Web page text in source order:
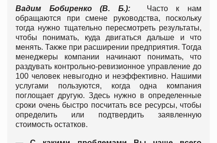
Вадим Бобиренко (В. Б.):
Часто к нам
обращаются при смене руководства, поскольку
тогда нужно тщательно пересмотреть результаты,
чтобы понимать, куда двигаться дальше и что
менять. Также при расширении предприятия. Тогда
менеджеры компании начинают понимать, что
раздувать контрольно-ревизионное управление до
100 человек невыгодно и неэффективно. Нашими
услугами пользуются, когда одна компания
поглощает другую. Здесь нужно в определенные
сроки очень быстро посчитать все ресурсы, чтобы
определить или подтвердить заявленную
стоимость остатков.